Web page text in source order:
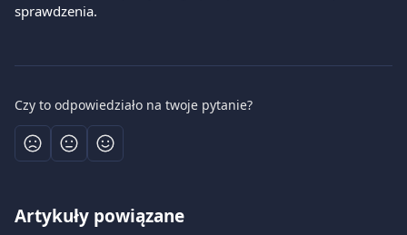
sprawdzenia.
Czy to odpowiedziało na twoje pytanie?
Artykuły powiązane